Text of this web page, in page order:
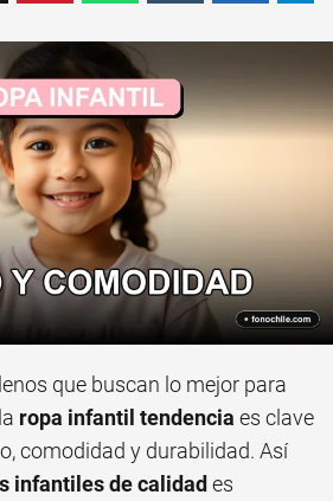
que buscan lo mejor para
ropa infantil tendencia es clave
comodidad y durabilidad. Así
infantiles de calidad es